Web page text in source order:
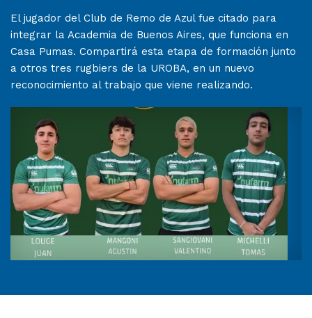
El jugador del Club de Remo de Azul fue citado para
integrar la Academia de Buenos Aires, que funciona en
Casa Pumas. Compartirá esta etapa de formación junto
a otros tres rugbiers de la UROBA, en un nuevo
reconocimiento al trabajo que viene realizando.